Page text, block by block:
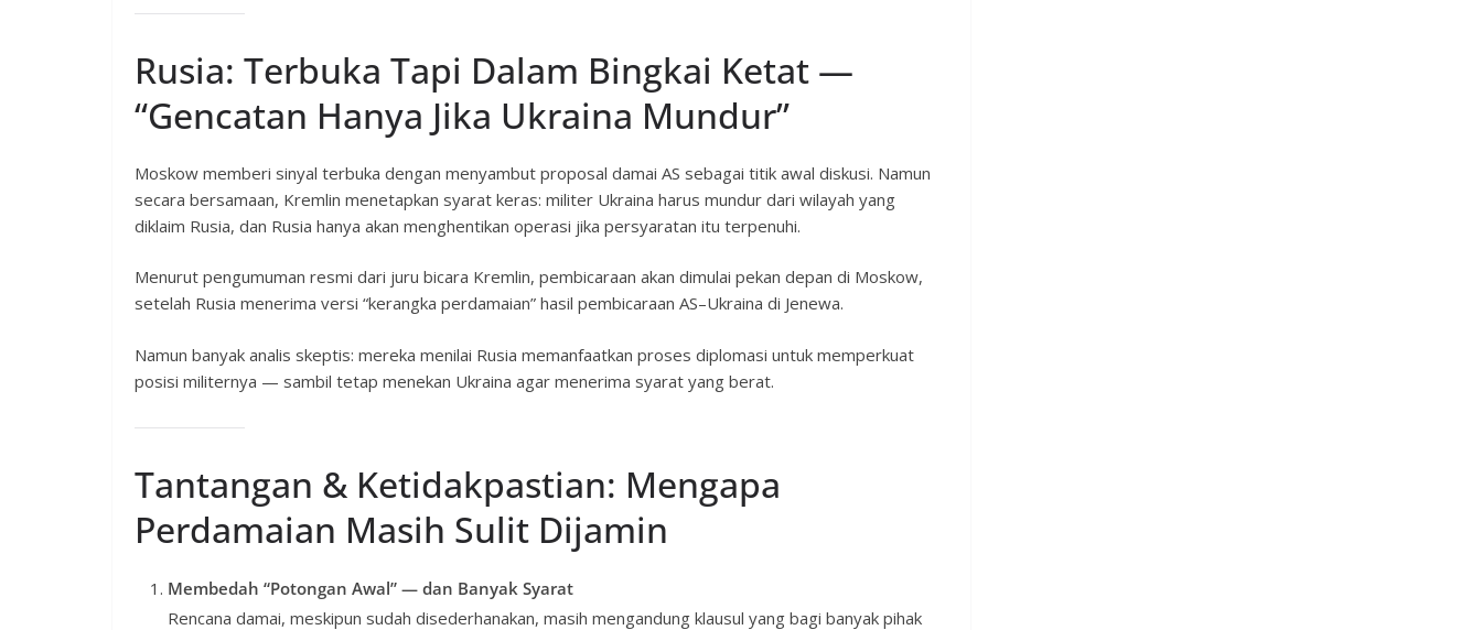
Rusia: Terbuka Tapi Dalam Bingkai Ketat —
“Gencatan Hanya Jika Ukraina Mundur”
Moskow memberi sinyal terbuka dengan menyambut proposal damai AS sebagai titik awal diskusi. Namun
secara bersamaan, Kremlin menetapkan syarat keras: militer Ukraina harus mundur dari wilayah yang
diklaim Rusia, dan Rusia hanya akan menghentikan operasi jika persyaratan itu terpenuhi.
Menurut pengumuman resmi dari juru bicara Kremlin, pembicaraan akan dimulai pekan depan di Moskow,
setelah Rusia menerima versi “kerangka perdamaian” hasil pembicaraan AS–Ukraina di Jenewa.
Namun banyak analis skeptis: mereka menilai Rusia memanfaatkan proses diplomasi untuk memperkuat
posisi militernya — sambil tetap menekan Ukraina agar menerima syarat yang berat.
Tantangan & Ketidakpastian: Mengapa
Perdamaian Masih Sulit Dijamin
Membedah “Potongan Awal” — dan Banyak Syarat
Rencana damai, meskipun sudah disederhanakan, masih mengandung klausul yang bagi banyak pihak